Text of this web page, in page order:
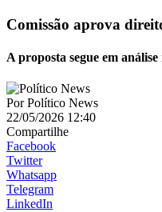
Comissão aprova
A proposta segue em
PorPolítico News
22/05/2026 12:40
Compartilhe
Facebook
Twitter
Whatsapp
Telegram
LinkedIn